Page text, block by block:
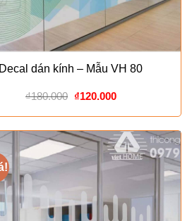
Decal dán kính – Mẫu VH 80
₫180.000 Giá
là:
₫180.000.
₫120.000Giá
tại
là:
₫120.000.